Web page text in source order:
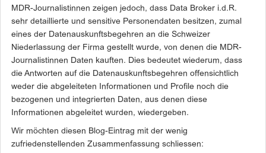
MDR-Journalistinnen zeigen jedoch, dass Data Broker i.d.R.
sehr detaillierte und sensitive Personendaten besitzen, zumal
eines der Datenauskunftsbegehren an die Schweizer
Niederlassung der Firma gestellt wurde, von denen die MDR-
Journalistinnen Daten kauften. Dies bedeutet wiederum, dass
die Antworten auf die Datenauskunftsbegehren offensichtlich
weder die abgeleiteten Informationen und Profile noch die
bezogenen und integrierten Daten, aus denen diese
Informationen abgeleitet wurden, wiedergeben.
Wir möchten diesen Blog-Eintrag mit der wenig
zufriedenstellenden Zusammenfassung schliessen: